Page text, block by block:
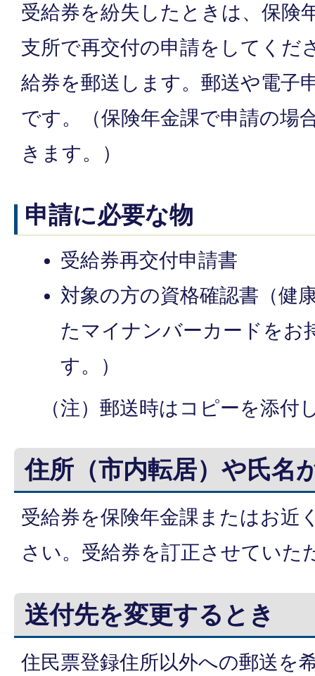
受給券を紛失したときは、保険
支所で再交付の申請をしてくだ
給券を郵送します。郵送や電子
です。（保険年金課で申請の場
きます。）
申請に必要な物
受給券再交付申請書
対象の方の資格確認書（健
たマイナンバーカードをお
す。）
（注）郵送時はコピーを添付
住所（市内転居）や氏名
受給券を保険年金課またはお近
さい。受給券を訂正させていた
送付先を変更するとき
住民票登録住所以外への郵送を